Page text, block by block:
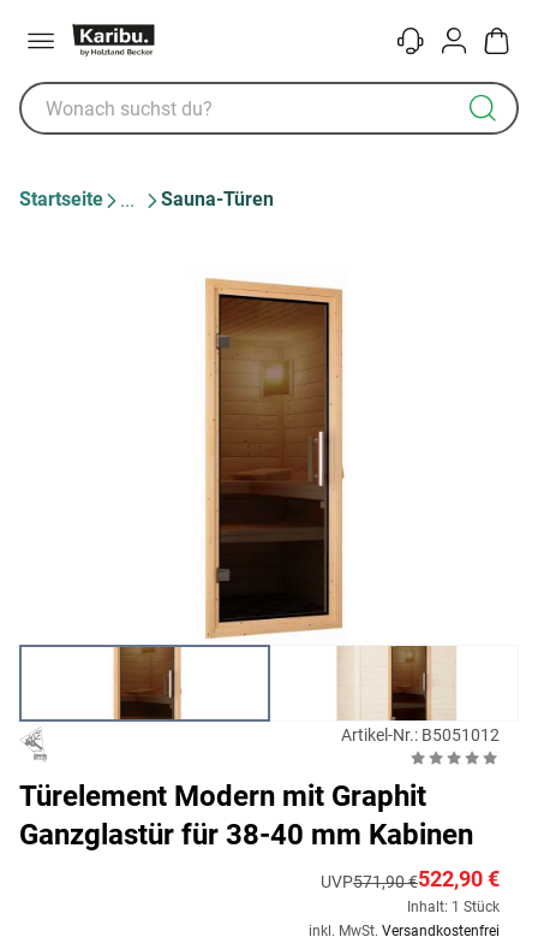
KontaktKonto
Startseite Sauna-Türen
Artikel-Nr.: B5051012
Türelement Modern mit Graphit
Ganzglastür für 38-40 mm Kabinen
UVP571,90 €522,90 €
Inhalt: 1 Stück
inkl. MwSt. Versandkostenfrei